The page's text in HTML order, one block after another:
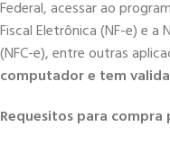
Federal, acessar ao
Fiscal Eletrônica (NF-e) e a
(NFC-e), entre outras
computador e tem
Requesitos para